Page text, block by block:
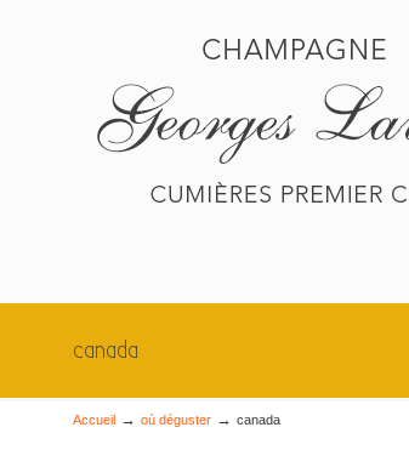
canada
Accueil →où déguster →canada